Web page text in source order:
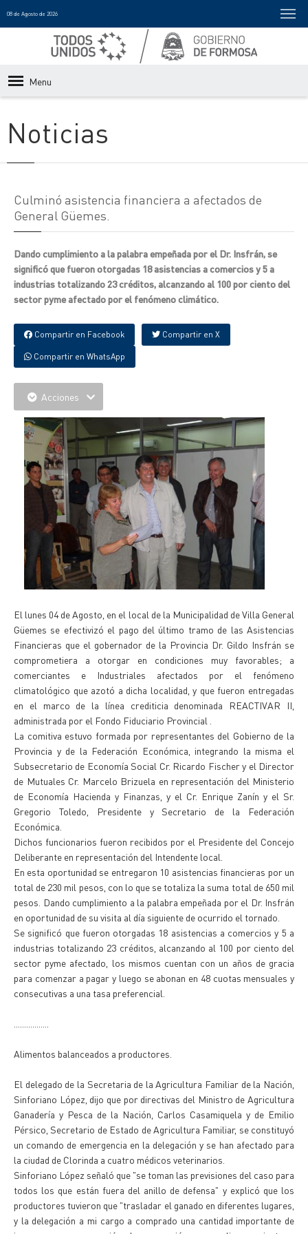
08 de Agosto de 2026
Menu
Noticias
Culminó asistencia financiera a afectados de
General Güemes.
Dando cumplimiento a la palabra empeñada por el Dr. Insfrán, se
significó que fueron otorgadas 18 asistencias a comercios y 5 a
industrias totalizando 23 créditos, alcanzando al 100 por ciento del
sector pyme afectado por el fenómeno climático.
Compartir en Facebook Compartir en X
Compartir en WhatsApp
Acciones
El lunes 04 de Agosto, en el local de la Municipalidad de Villa General
Güemes se efectivizó el pago del último tramo de las Asistencias
Financieras que el gobernador de la Provincia Dr. Gildo Insfrán se
comprometiera a otorgar en condiciones muy favorables; a
comerciantes e Industriales afectados por el fenómeno
climatológico que azotó a dicha localidad, y que fueron entregadas
en el marco de la línea crediticia denominada REACTIVAR II,
administrada por el Fondo Fiduciario Provincial .
La comitiva estuvo formada por representantes del Gobierno de la
Provincia y de la Federación Económica, integrando la misma el
Subsecretario de Economía Social Cr. Ricardo Fischer y el Director
de Mutuales Cr. Marcelo Brizuela en representación del Ministerio
de Economía Hacienda y Finanzas, y el Cr. Enrique Zanín y el Sr.
Gregorio Toledo, Presidente y Secretario de la Federación
Económica.
Dichos funcionarios fueron recibidos por el Presidente del Concejo
Deliberante en representación del Intendente local.
En esta oportunidad se entregaron 10 asistencias financieras por un
total de 230 mil pesos, con lo que se totaliza la suma total de 650 mil
pesos. Dando cumplimiento a la palabra empeñada por el Dr. Insfrán
en oportunidad de su visita al día siguiente de ocurrido el tornado.
Se significó que fueron otorgadas 18 asistencias a comercios y 5 a
industrias totalizando 23 créditos, alcanzando al 100 por ciento del
sector pyme afectado, los mismos cuentan con un años de gracia
para comenzar a pagar y luego se abonan en 48 cuotas mensuales y
consecutivas a una tasa preferencial.
Alimentos balanceados a productores.
El delegado de la Secretaria de la Agricultura Familiar de la Nación,
Sinforiano López, dijo que por directivas del Ministro de Agricultura
Ganadería y Pesca de la Nación, Carlos Casamiquela y de Emilio
Pérsico, Secretario de Estado de Agricultura Familiar, se constituyó
un comando de emergencia en la delegación y se han afectado para
la ciudad de Clorinda a cuatro médicos veterinarios.
Sinforiano López señaló que "se toman las previsiones del caso para
todos los que están fuera del anillo de defensa" y explicó que los
productores tuvieron que "trasladar el ganado en diferentes lugares,
y la delegación a mi cargo a comprado una cantidad importante de